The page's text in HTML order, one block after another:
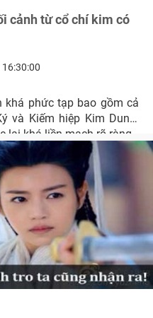
cảnh từ cổ chí kim có
phức tạp bao gồm cả
và Kiếm hiệp Kim Dung.
lại khá liền mạch rõ ràng.